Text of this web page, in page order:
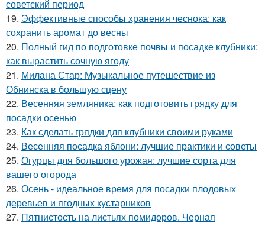
советский период
19. Эффективные способы хранения чеснока: как
сохранить аромат до весны
20. Полный гид по подготовке почвы и посадке клубники:
как вырастить сочную ягоду
21. Милана Стар: Музыкальное путешествие из
Обнинска в большую сцену
22. Весенняя земляника: как подготовить грядку для
посадки осенью
23. Как сделать грядки для клубники своими руками
24. Весенняя посадка яблони: лучшие практики и советы
25. Огурцы для большого урожая: лучшие сорта для
вашего огорода
26. Осень - идеальное время для посадки плодовых
деревьев и ягодных кустарников
27. Пятнистость на листьях помидоров. Черная